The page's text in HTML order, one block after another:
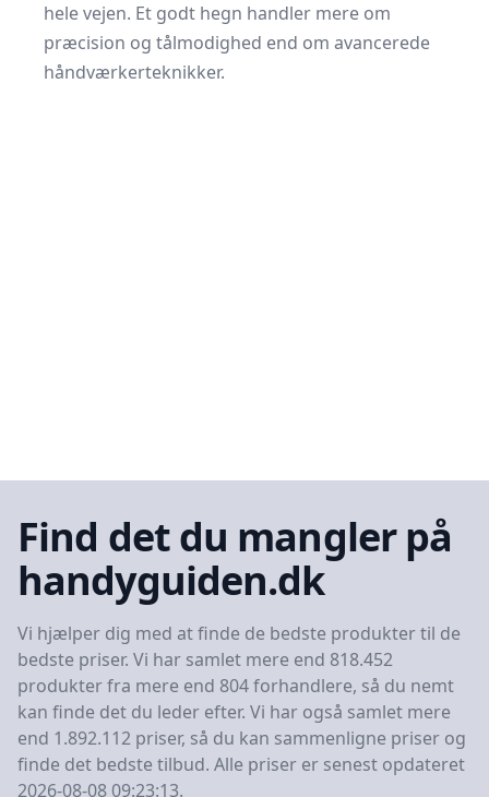
hele vejen. Et godt hegn handler mere om
præcision og tålmodighed end om avancerede
håndværkerteknikker.
Find det du mangler på
handyguiden.dk
Vi hjælper dig med at finde de bedste produkter til de
bedste priser. Vi har samlet mere end 818.452
produkter fra mere end 804 forhandlere, så du nemt
kan finde det du leder efter. Vi har også samlet mere
end 1.892.112 priser, så du kan sammenligne priser og
finde det bedste tilbud. Alle priser er senest opdateret
2026-08-08 09:23:13.